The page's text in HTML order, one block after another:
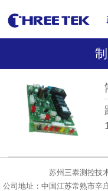
苏州三泰测控技
公司地址：中国江苏常熟市辛